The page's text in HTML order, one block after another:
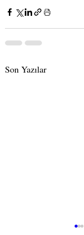
Son Yazılar